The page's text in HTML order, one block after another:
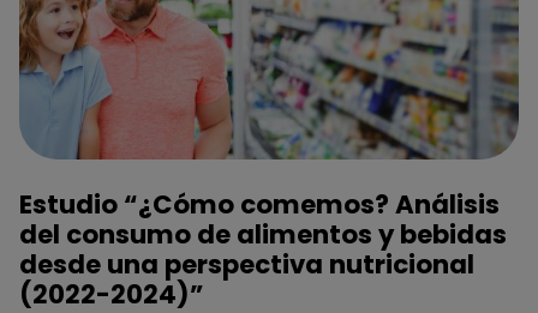
Estudio “¿Cómo comemos? Análisis
del consumo de alimentos y bebidas
desde una perspectiva nutricional
(2022-2024)”